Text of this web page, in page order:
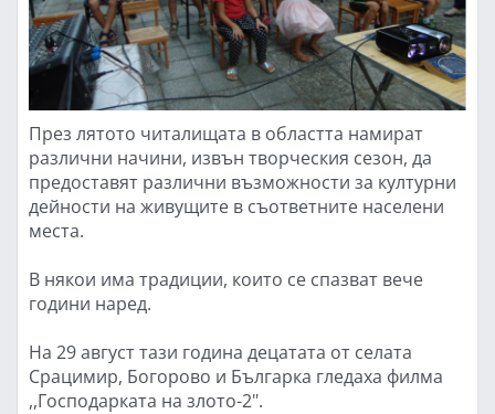
През лятото читалищата в областта намират
различни начини, извън творческия сезон, да
предоставят различни възможности за културни
дейности на живущите в съответните населени
места.
В някои има традиции, които се спазват вече
години нарeд.
На 29 август тази година децатата от селата
Срацимир, Богорово и Българка гледаха филма
,,Господарката на злото-2".